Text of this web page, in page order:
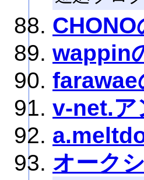
wappin
farawae
v-net.ア
オーク